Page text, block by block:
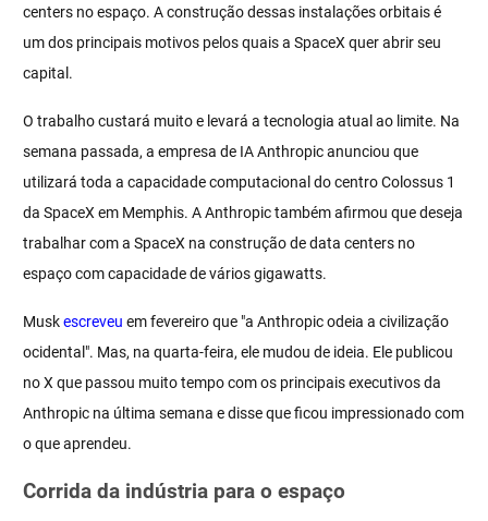
centers no espaço. A construção dessas instalações orbitais é
um dos principais motivos pelos quais a SpaceX quer abrir seu
capital.
O trabalho custará muito e levará a tecnologia atual ao limite. Na
semana passada, a empresa de IA Anthropic anunciou que
utilizará toda a capacidade computacional do centro Colossus 1
da SpaceX em Memphis. A Anthropic também afirmou que deseja
trabalhar com a SpaceX na construção de data centers no
espaço com capacidade de vários gigawatts.
Muskescreveu em fevereiro que "a Anthropic odeia a civilização
ocidental". Mas, na quarta-feira, ele mudou de ideia. Ele publicou
no X que passou muito tempo com os principais executivos da
Anthropic na última semana e disse que ficou impressionado com
o que aprendeu.
Corrida da indústria para o espaço